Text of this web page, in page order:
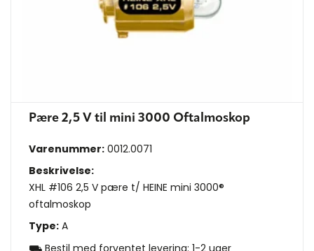
Pære 2,5 V til mini 3000 Oftalmoskop
Varenummer: 0012.0071
Beskrivelse:
XHL #106 2,5 V pære t/ HEINE mini 3000®
oftalmoskop
Type: A
⛟ Bestil med forventet levering: 1-2 uger